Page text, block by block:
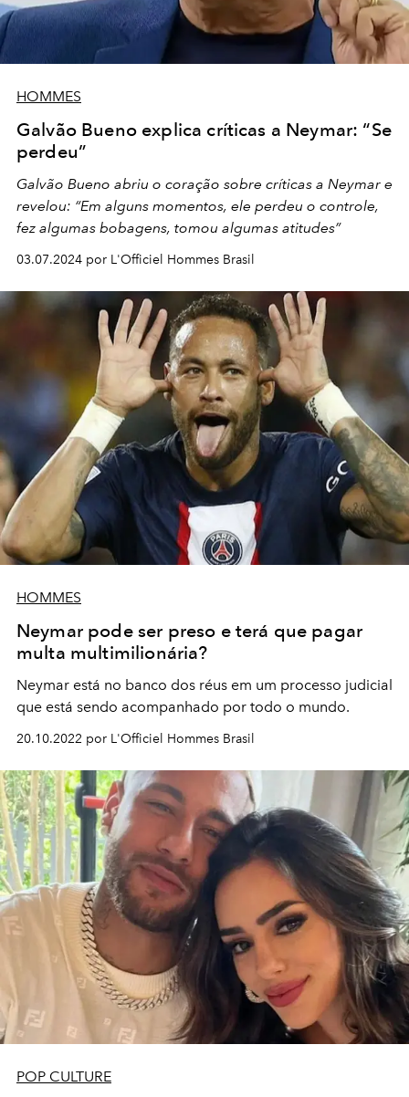
HOMMES
Galvão Bueno explica críticas a Neymar: “Se
perdeu”
Galvão Bueno abriu o coração sobre críticas a Neymar e
revelou: “Em alguns momentos, ele perdeu o controle,
fez algumas bobagens, tomou algumas atitudes”
03.07.2024 por L'Officiel Hommes Brasil
HOMMES
Neymar pode ser preso e terá que pagar
multa multimilionária?
Neymar está no banco dos réus em um processo judicial
que está sendo acompanhado por todo o mundo.
20.10.2022 por L'Officiel Hommes Brasil
POP CULTURE